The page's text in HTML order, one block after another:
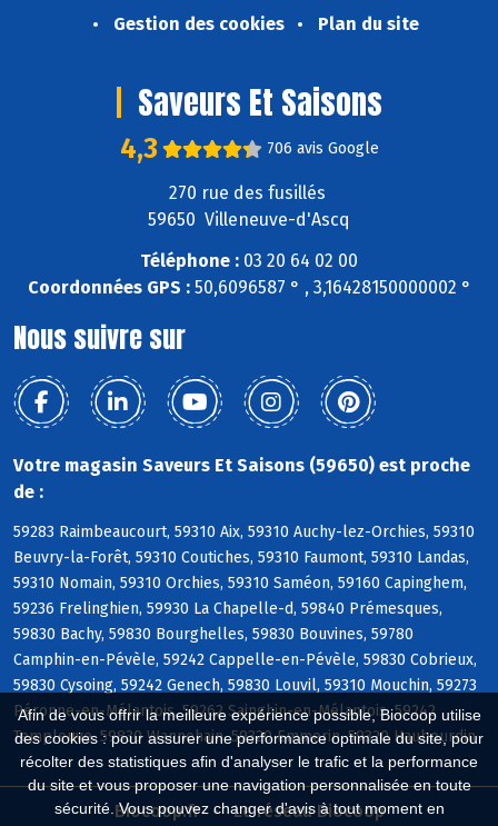
Afin de vous offrir la meilleure expérience possible, Biocoop utilise
des cookies : pour assurer une performance optimale du site, pour
récolter des statistiques afin d'analyser le trafic et la performance
du site et vous proposer une navigation personnalisée en toute
sécurité. Vous pouvez changer d'avis à tout moment en
Gestion des cookies
Plan du site
Saveurs Et Saisons
4,3 706 avis Google
270 rue des fusillés
59650 Villeneuve-d'Ascq
Téléphone : 03 20 64 02 00
Coordonnées GPS :50,6096587 ° , 3,16428150000002 °
Nous suivre sur
Votre magasin Saveurs Et Saisons (59650) est proche
de :
59283 Raimbeaucourt, 59310 Aix, 59310 Auchy-lez-Orchies, 59310
Beuvry-la-Forêt, 59310 Coutiches, 59310 Faumont, 59310 Landas,
59310 Nomain, 59310 Orchies, 59310 Saméon, 59160 Capinghem,
59236 Frelinghien, 59930 La Chapelle-d, 59840 Prémesques,
59830 Bachy, 59830 Bourghelles, 59830 Bouvines, 59780
Camphin-en-Pévèle, 59242 Cappelle-en-Pévèle, 59830 Cobrieux,
59830 Cysoing, 59242 Genech, 59830 Louvil, 59310 Mouchin, 59273
Péronne-en-Mélantois, 59262 Sainghin-en-Mélantois, 59242
Templeuve, 59830 Wannehain, 59320 Emmerin, 59320 Haubourdin
Biocoop.fr Le réseau Biocoop